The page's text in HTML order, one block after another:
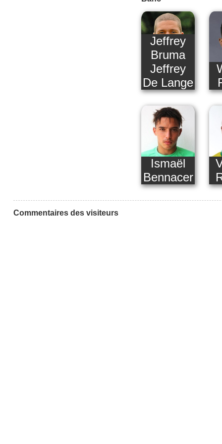
Jeffrey
Bruma
Jeffrey
De Lange
Ismaël
Bennacer
Commentaires des visiteurs